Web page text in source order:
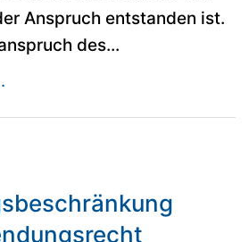
Anspruch entstanden ist.
des...